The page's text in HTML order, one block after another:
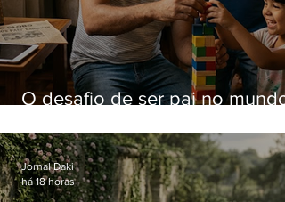
O desafio de ser pai no mundo
Jornal Daki
há 18 horas